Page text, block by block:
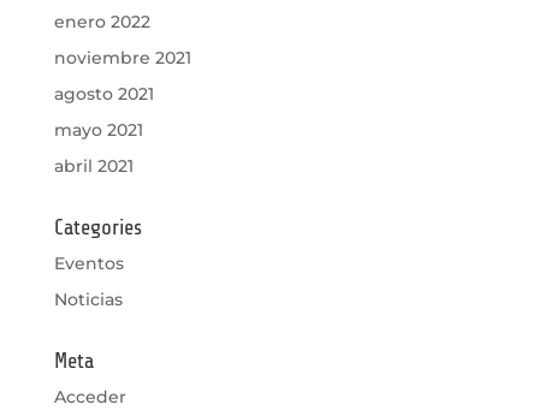
enero 2022
noviembre 2021
agosto 2021
mayo 2021
abril 2021
Categories
Eventos
Noticias
Meta
Acceder